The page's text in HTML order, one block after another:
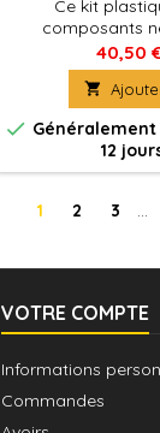
Ce kit
composants
assembler 10
tueurs spectraux
se résument
lourdes bures
40,50

 Généralement
12
1 2 3 …
VOTRE COMPTE
Informations
Commandes